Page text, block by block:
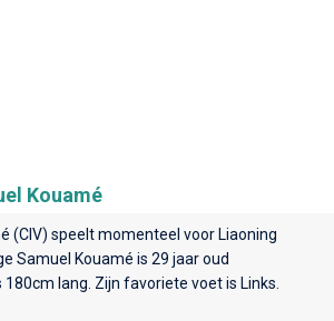
Kouamé
(CIV) speelt momenteel voor Liaoning
Samuel Kouamé is 29 jaar oud
lang. Zijn favoriete voet is Links.